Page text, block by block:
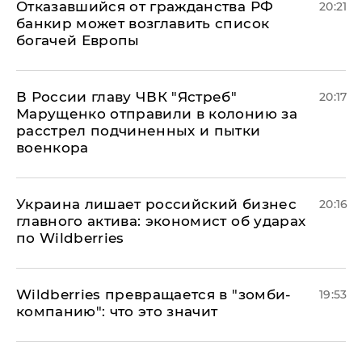
Отказавшийся от гражданства РФ
банкир может возглавить список
богачей Европы
20:21
В России главу ЧВК "Ястреб"
Марущенко отправили в колонию за
расстрел подчиненных и пытки
военкора
20:17
​Украина лишает российский бизнес
главного актива: экономист об ударах
по Wildberries
20:16
Wildberries превращается в "зомби-
компанию": что это значит
19:53